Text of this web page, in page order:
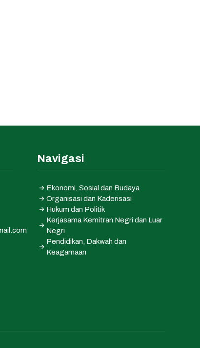
Navigasi
Ekonomi, Sosial dan Budaya
Organisasi dan Kaderisasi
Hukum dan Politik
Kerjasama Kemitran Negri dan Luar
Negri
Pendidikan, Dakwah dan
Keagamaan